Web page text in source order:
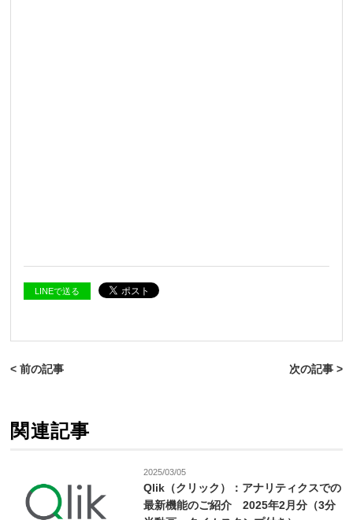
LINEで送る
< 前の記事 次の記事 >
関連記事
2025/03/05
Qlik（クリック）：アナリティクスでの
最新機能のご紹介 2025年2月分（3分